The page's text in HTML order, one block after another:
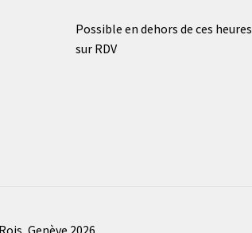
Possible en dehors de ces heures
sur RDV
Genève 2026